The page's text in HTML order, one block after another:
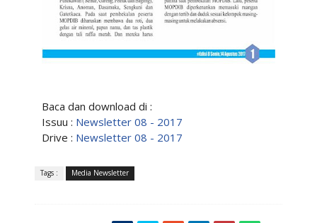
Baca dan download di :
Issuu : Newsletter 08 - 2017
Drive : Newsletter 08 - 2017
Tags : Media Newsletter